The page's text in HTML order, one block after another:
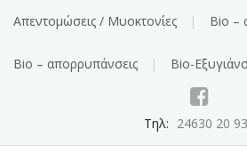
Απεντομώσεις / Μυοκτονίες Bio –
Bio – απορρυπάνσεις Bio-
Τηλ: 24630 20